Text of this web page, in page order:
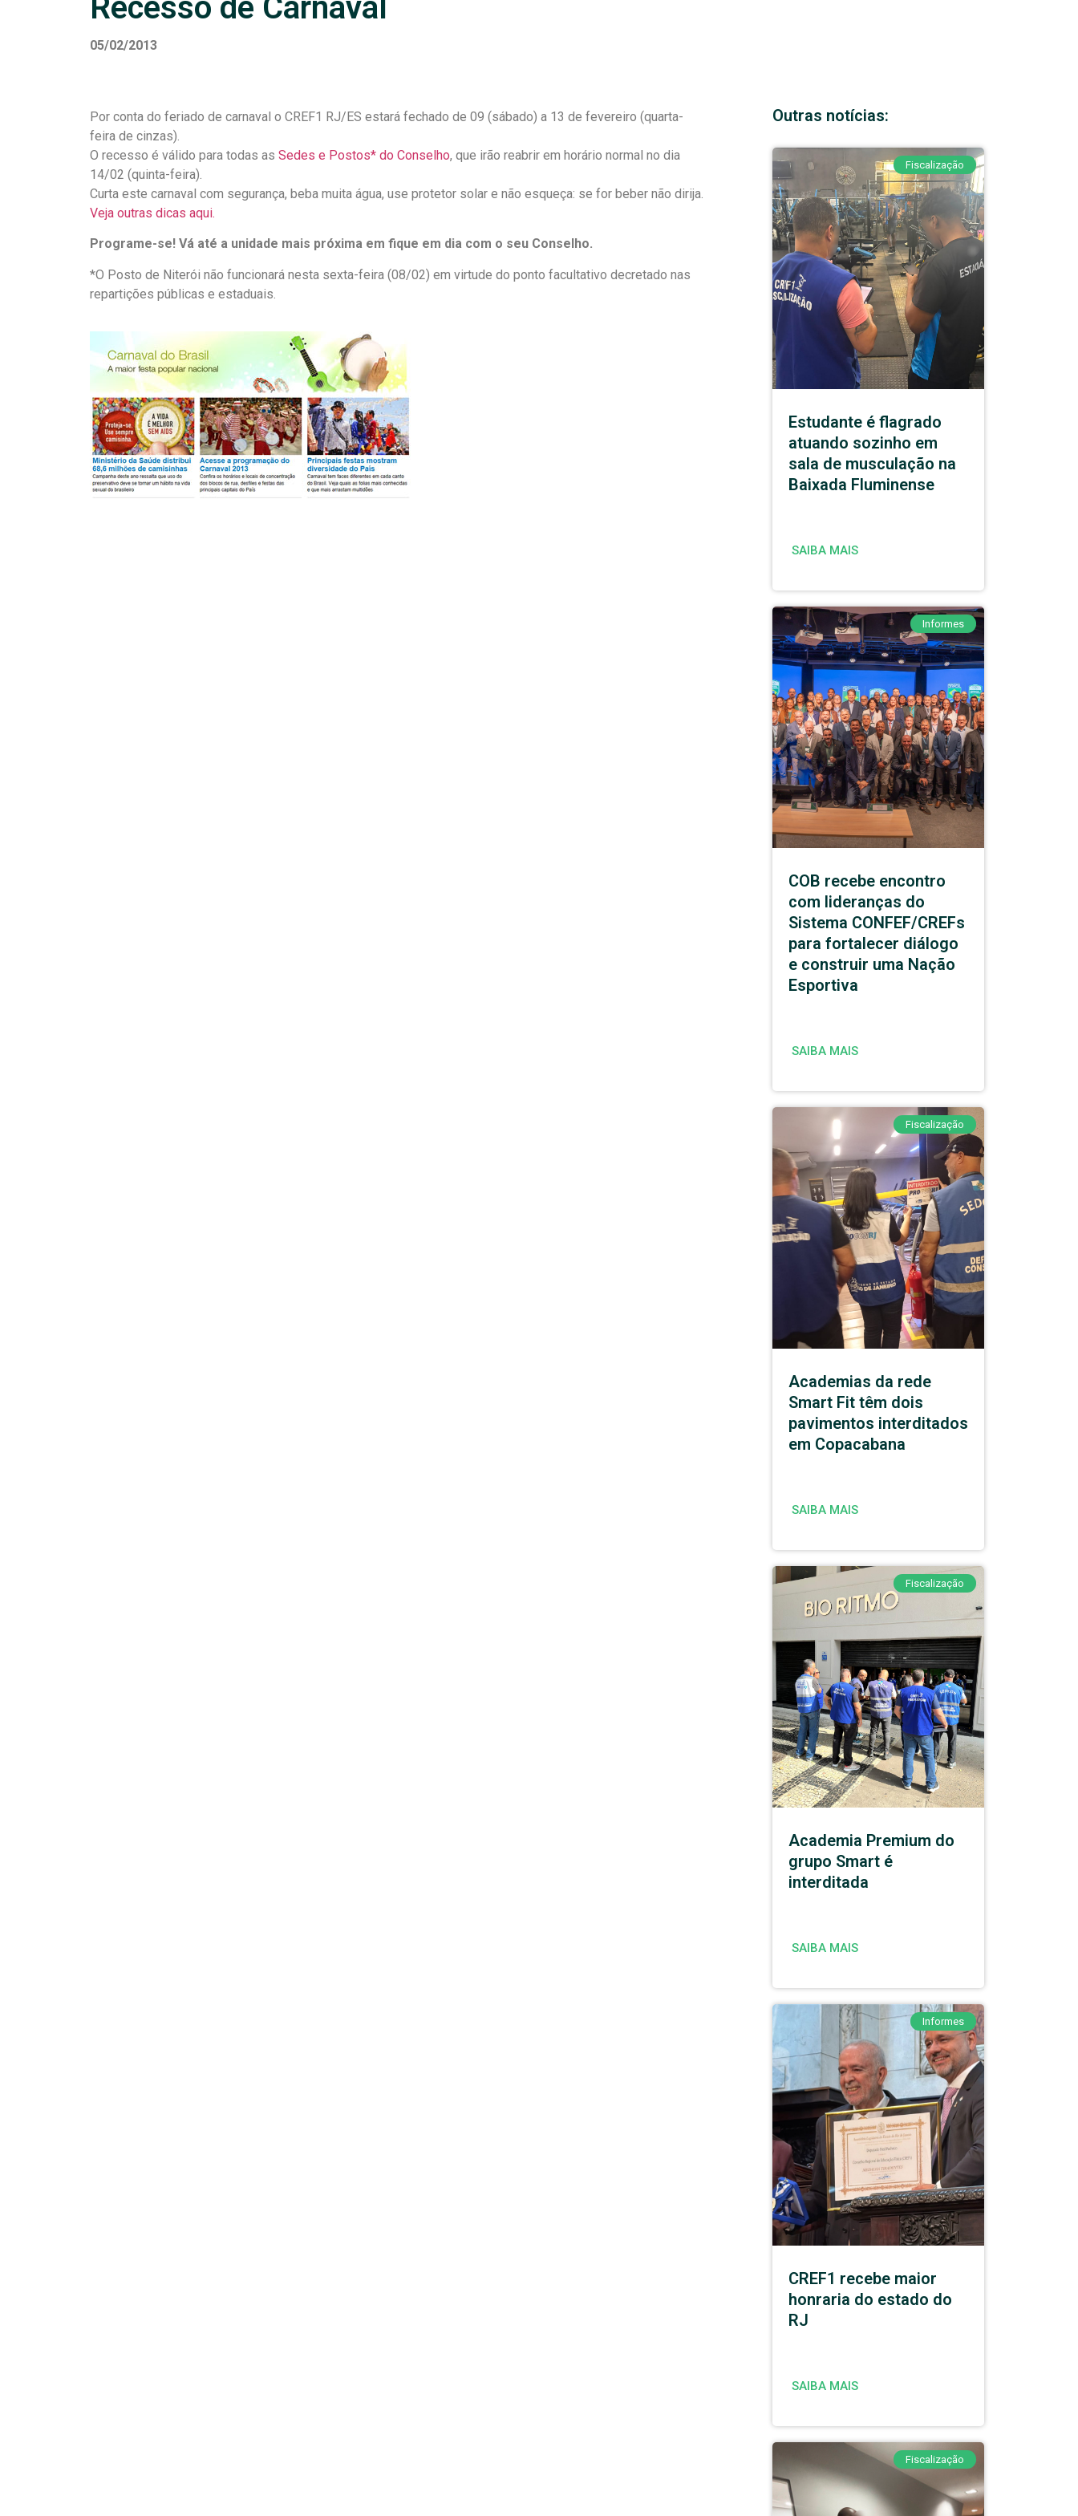
Recesso de Carnaval
05/02/2013
Por conta do feriado de carnaval o CREF1 RJ/ES estará fechado de 09 (sábado) a 13 de fevereiro (quarta-
feira de cinzas).
O recesso é válido para todas as Sedes e Postos* do Conselho, que irão reabrir em horário normal no dia
14/02 (quinta-feira).
Curta este carnaval com segurança, beba muita água, use protetor solar e não esqueça: se for beber não dirija.
Veja outras dicas aqui.
Programe-se! Vá até a unidade mais próxima em fique em dia com o seu Conselho.
*O Posto de Niterói não funcionará nesta sexta-feira (08/02) em virtude do ponto facultativo decretado nas
repartições públicas e estaduais.
Outras notícias:
Fiscalização
Estudante é flagrado
atuando sozinho em
sala de musculação na
Baixada Fluminense
SAIBA MAIS
Informes
COB recebe encontro
com lideranças do
Sistema CONFEF/CREFs
para fortalecer diálogo
e construir uma Nação
Esportiva
SAIBA MAIS
Fiscalização
Academias da rede
Smart Fit têm dois
pavimentos interditados
em Copacabana
SAIBA MAIS
Fiscalização
Academia Premium do
grupo Smart é
interditada
SAIBA MAIS
Informes
CREF1 recebe maior
honraria do estado do
RJ
SAIBA MAIS
Fiscalização